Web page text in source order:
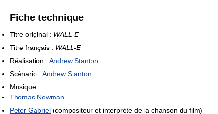
Fiche technique
Titre original : WALL-E
Titre français : WALL-E
Réalisation : Andrew Stanton
Scénario : Andrew Stanton
Musique :
Thomas Newman
Peter Gabriel (compositeur et interprète de la chanson du film)